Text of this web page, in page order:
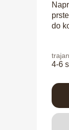
do
4-6